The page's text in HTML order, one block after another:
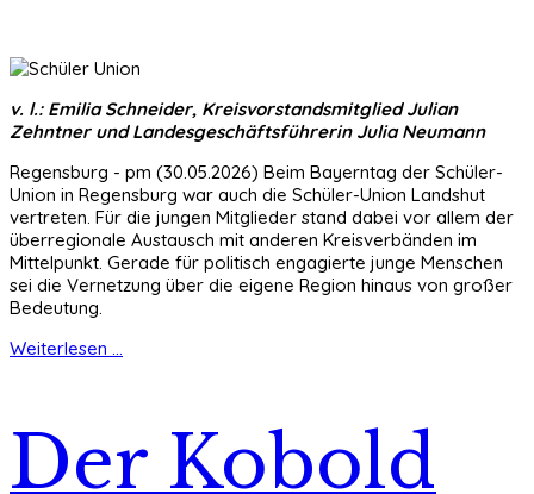
v. l.: Emilia Schneider, Kreisvorstandsmitglied Julian
Zehntner und Landesgeschäftsführerin Julia Neumann
Regensburg - pm (30.05.2026) Beim Bayerntag der Schüler-
Union in Regensburg war auch die Schüler-Union Landshut
vertreten. Für die jungen Mitglieder stand dabei vor allem der
überregionale Austausch mit anderen Kreisverbänden im
Mittelpunkt. Gerade für politisch engagierte junge Menschen
sei die Vernetzung über die eigene Region hinaus von großer
Bedeutung.
Weiterlesen ...
Der Kobold